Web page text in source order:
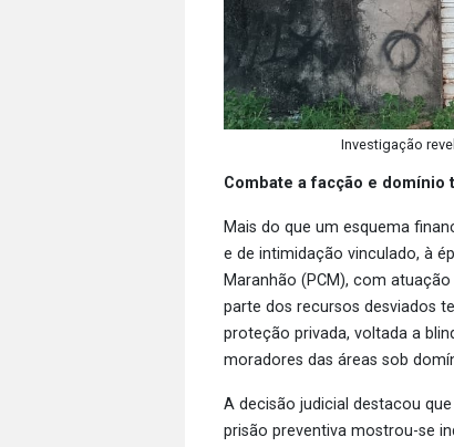
Investigação
Combate a facção e domínio
Mais do que um esquema
e de intimidação vinculado, à
Maranhão (PCM), com
parte dos recursos desviados
proteção privada, voltada a
moradores das áreas sob
A decisão judicial destacou
prisão preventiva mostrou-se